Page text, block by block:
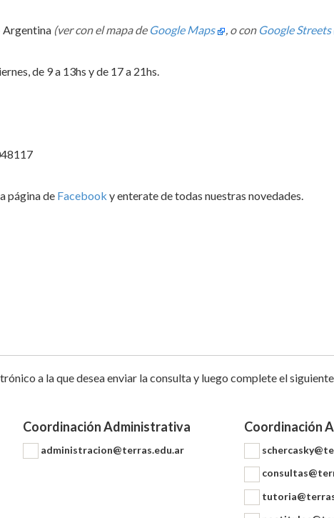
Argentina (ver con el mapa de Google Maps , o con Google Streets
de 9 a 13hs y de 17 a 21hs.
página de Facebook y enterate de todas nuestras novedades.
a la que desea enviar la consulta y luego complete el
Coordinación Administrativa
administracion@terras.edu.ar
Coordinación